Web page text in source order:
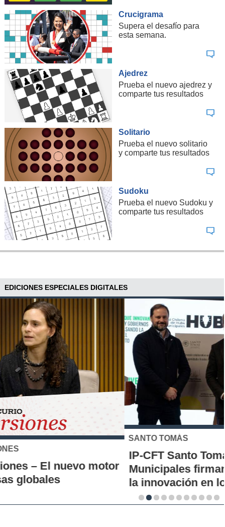
Crucigrama
Supera el desafío para
esta semana.
Ajedrez
Prueba el nuevo ajedrez y
comparte tus resultados
Solitario
Prueba el nuevo solitario
y comparte tus resultados
Sudoku
Prueba el nuevo Sudoku y
comparte tus resultados
EDICIONES ESPECIALES DIGITALES
SANTO TOMÁS
IP-CFT Santo Tomás y Red de Hubs
Municipales firman alianza para impulsar
la innovación en los territorios